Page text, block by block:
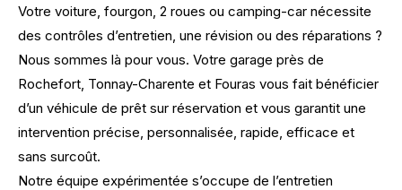
Votre voiture, fourgon, 2 roues ou camping-car nécessite
des contrôles d’entretien, une révision ou des réparations ?
Nous sommes là pour vous. Votre garage près de
Rochefort, Tonnay-Charente et Fouras vous fait bénéficier
d’un véhicule de prêt sur réservation et vous garantit une
intervention précise, personnalisée, rapide, efficace et
sans surcoût.
Notre équipe expérimentée s’occupe de l’entretien